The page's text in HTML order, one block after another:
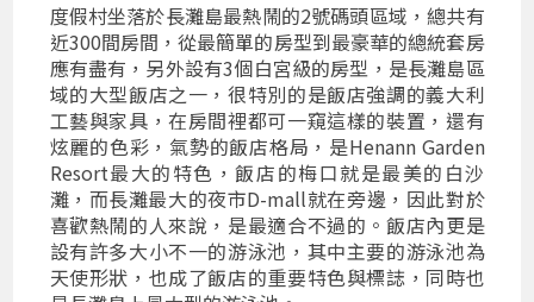
度假村坐落於長灘島最熱鬧的2號碼頭區域，總共有
近300間房間，從最簡單的房型到最豪華的總統套房
應有盡有，另外設有3個白宮級的房型，是長灘島區
域的大型飯店之一，很特別的是飯店強調的義大利
工藝與家具，在房間裡都可一窺這樣的裝置，還有
炫麗的色彩，氣勢的飯店格局，是Henann Garden
Resort最大的特色，飯店的梅口就是最美的白沙
灘，而長灘最大的夜市D-mall就在旁邊，因此對於
喜歡熱鬧的人來說，是最適合不過的。飯店內更是
設有許多大小不一的游泳池，其中主要的游泳池為
天使形狀，也成了飯店的重要特色與標誌，同時也